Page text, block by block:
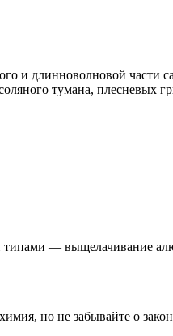
и длинноволновой части
тумана, плесневых
— выщелачивание
но не забывайте о